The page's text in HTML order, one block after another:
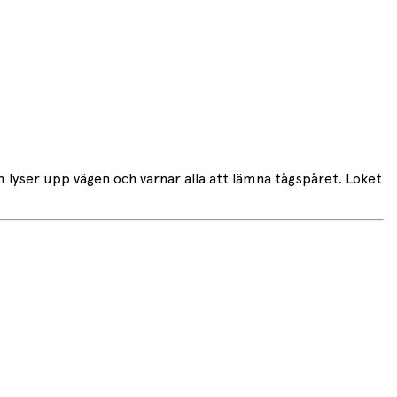
upp vägen och varnar alla att lämna tågspåret. Loket